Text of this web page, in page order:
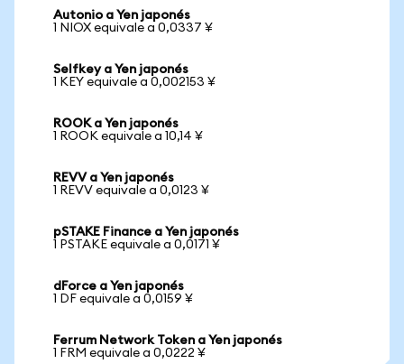
Autonio a Yen japonés
1 NIOX equivale a 0,0337 ¥
Selfkey a Yen japonés
1 KEY equivale a 0,002153 ¥
ROOK a Yen japonés
1 ROOK equivale a 10,14 ¥
REVV a Yen japonés
1 REVV equivale a 0,0123 ¥
pSTAKE Finance a Yen japonés
1 PSTAKE equivale a 0,0171 ¥
dForce a Yen japonés
1 DF equivale a 0,0159 ¥
Ferrum Network Token a Yen japonés
1 FRM equivale a 0,0222 ¥